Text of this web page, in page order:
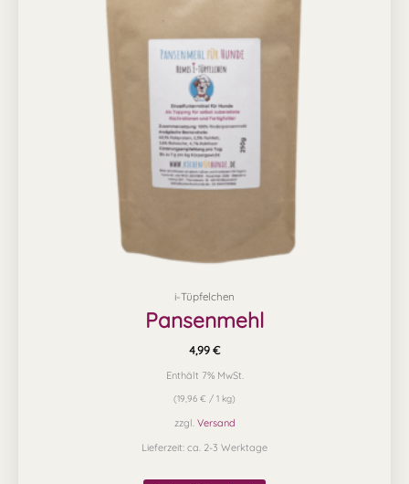
i-Tüpfelchen
Pansenmehl
4,99 €
Enthält 7% MwSt.
(19,96 € / 1 kg)
zzgl. Versand
Lieferzeit: ca. 2-3 Werktage